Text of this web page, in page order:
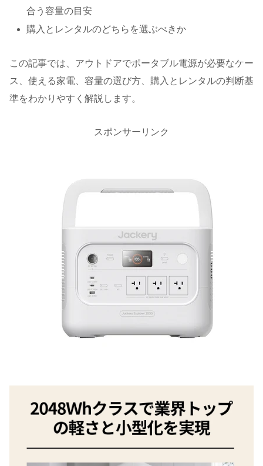
合う容量の目安
購入とレンタルのどちらを選ぶべきか
この記事では、アウトドアでポータブル電源が必要なケー
ス、使える家電、容量の選び方、購入とレンタルの判断基
準をわかりやすく解説します。
スポンサーリンク